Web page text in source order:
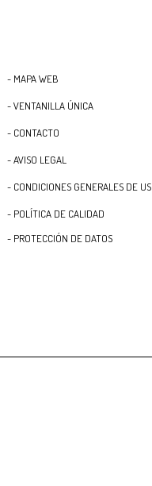
- MAPA WEB
- VENTANILLA ÚNICA
- CONTACTO
- AVISO LEGAL
- CONDICIONES GENERALES DE
- POLÍTICA DE CALIDAD
- PROTECCIÓN DE DATOS